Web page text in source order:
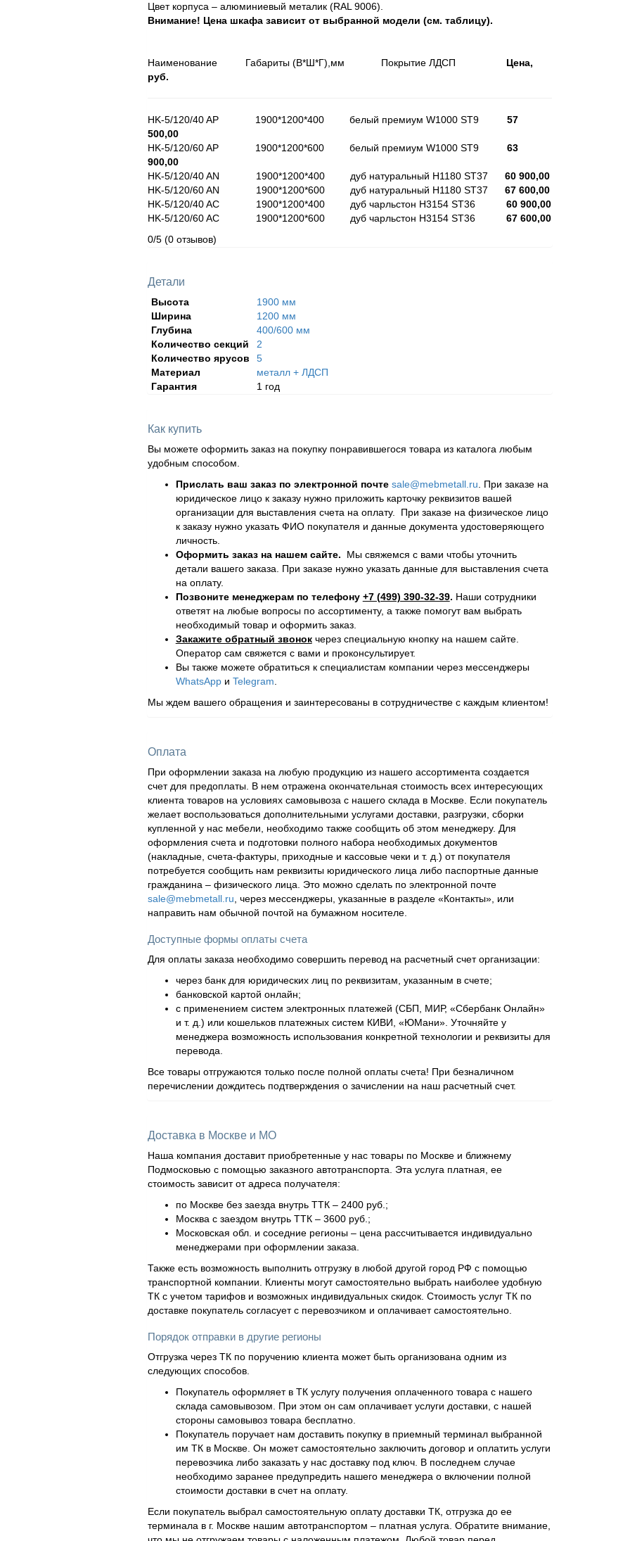
Цвет корпуса – алюминиевый металик (RAL 9006).
Внимание! Цена шкафа зависит от выбранной модели (см. таблицу).
Наименование Габариты (В*Ш*Г),мм Покрытие ЛДСП Цена,
руб.
НK-5/120/40 AP 1900*1200*400 белый премиум W1000 ST9
57
500,00
НK-5/120/60 AP 1900*1200*600 белый премиум W1000 ST9
63
900,00
НK-5/120/40 AN 1900*1200*400 дуб натуральный H1180 ST37 60 900,00
НK-5/120/60 AN 1900*1200*600 дуб натуральный H1180 ST37 67 600,00
НK-5/120/40 AC 1900*1200*400 дуб чарльстон H3154 ST36 60 900,00
НK-5/120/60 AC 1900*1200*600 дуб чарльстон H3154 ST36
67 600,00
0/5 (0 отзывов)
Детали
Высота
1900 мм
Ширина
1200 мм
Глубина
400/600 мм
Количество секций
2
Количество ярусов
5
Материал
металл + ЛДСП
Гарантия
1 год
Как купить
Вы можете оформить заказ на покупку понравившегося товара из каталога любым
удобным способом.
Прислать ваш заказ по электронной почте sale@mebmetall.ru. При заказе на
юридическое лицо к заказу нужно приложить карточку реквизитов вашей
организации для выставления счета на оплату. При заказе на физическое лицо
к заказу нужно указать ФИО покупателя и данные документа удостоверяющего
личность.
Оформить заказ на нашем сайте. Мы свяжемся с вами чтобы уточнить
детали вашего заказа. При заказе нужно указать данные для выставления счета
на оплату.
Позвоните менеджерам по телефону +7 (499) 390-32-39. Наши сотрудники
ответят на любые вопросы по ассортименту, а также помогут вам выбрать
необходимый товар и оформить заказ.
Закажите обратный звонокчерез специальную кнопку на нашем сайте.
Оператор сам свяжется с вами и проконсультирует.
Вы также можете обратиться к специалистам компании через мессенджеры
WhatsAppи Telegram.
Мы ждем вашего обращения и заинтересованы в сотрудничестве с каждым клиентом!
Оплата
При оформлении заказа на любую продукцию из нашего ассортимента создается
счет для предоплаты. В нем отражена окончательная стоимость всех интересующих
клиента товаров на условиях самовывоза с нашего склада в Москве. Если покупатель
желает воспользоваться дополнительными услугами доставки, разгрузки, сборки
купленной у нас мебели, необходимо также сообщить об этом менеджеру. Для
оформления счета и подготовки полного набора необходимых документов
(накладные, счета-фактуры, приходные и кассовые чеки и т. д.) от покупателя
потребуется сообщить нам реквизиты юридического лица либо паспортные данные
гражданина – физического лица. Это можно сделать по электронной почте
sale@mebmetall.ru, через мессенджеры, указанные в разделе «Контакты», или
направить нам обычной почтой на бумажном носителе.
Доступные формы оплаты счета
Для оплаты заказа необходимо совершить перевод на расчетный счет организации:
через банк для юридических лиц по реквизитам, указанным в счете;
банковской картой онлайн;
с применением систем электронных платежей (СБП, МИР, «Сбербанк Онлайн»
и т. д.) или кошельков платежных систем КИВИ, «ЮМани». Уточняйте у
менеджера возможность использования конкретной технологии и реквизиты для
перевода.
Все товары отгружаются только после полной оплаты счета! При безналичном
перечислении дождитесь подтверждения о зачислении на наш расчетный счет.
Доставка в Москве и МО
Наша компания доставит приобретенные у нас товары по Москве и ближнему
Подмосковью с помощью заказного автотранспорта. Эта услуга платная, ее
стоимость зависит от адреса получателя:
по Москве без заезда внутрь ТТК – 2400 руб.;
Москва с заездом внутрь ТТК – 3600 руб.;
Московская обл. и соседние регионы – цена рассчитывается индивидуально
менеджерами при оформлении заказа.
Также есть возможность выполнить отгрузку в любой другой город РФ с помощью
транспортной компании. Клиенты могут самостоятельно выбрать наиболее удобную
ТК с учетом тарифов и возможных индивидуальных скидок. Стоимость услуг ТК по
доставке покупатель согласует с перевозчиком и оплачивает самостоятельно.
Порядок отправки в другие регионы
Отгрузка через ТК по поручению клиента может быть организована одним из
следующих способов.
Покупатель оформляет в ТК услугу получения оплаченного товара с нашего
склада самовывозом. При этом он сам оплачивает услуги доставки, с нашей
стороны самовывоз товара бесплатно.
Покупатель поручает нам доставить покупку в приемный терминал выбранной
им ТК в Москве. Он может самостоятельно заключить договор и оплатить услуги
перевозчика либо заказать у нас доставку под ключ. В последнем случае
необходимо заранее предупредить нашего менеджера о включении полной
стоимости доставки в счет на оплату.
Если покупатель выбрал самостоятельную оплату доставки ТК, отгрузка до ее
терминала в г. Москве нашим автотранспортом – платная услуга. Обратите внимание,